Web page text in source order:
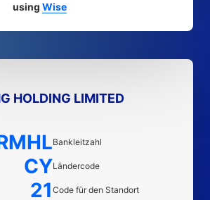
using Wise
HOLDING LIMITED
Bankleitzahl
CYLändercode
21 Code für den Standort